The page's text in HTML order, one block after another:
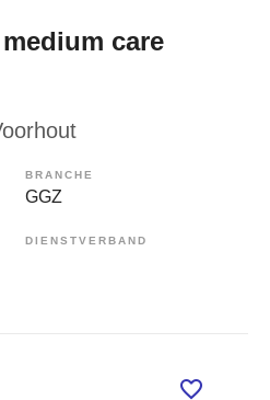
care
BRANCHE
GGZ
DIENSTVERBAND